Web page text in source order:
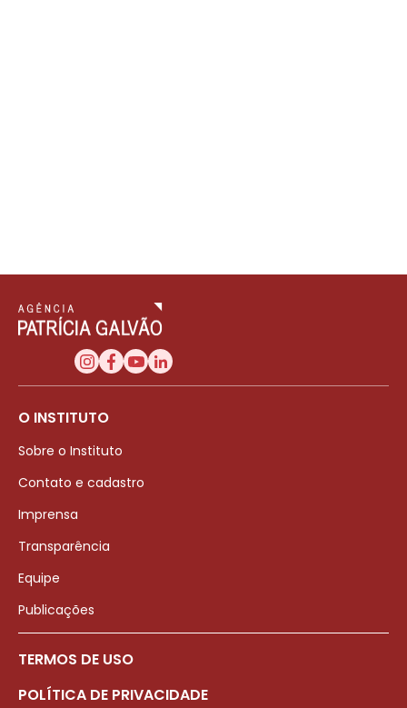
O INSTITUTO
Sobre o Instituto
Contato e cadastro
Imprensa
Transparência
Equipe
Publicações
TERMOS DE USO
POLÍTICA DE PRIVACIDADE